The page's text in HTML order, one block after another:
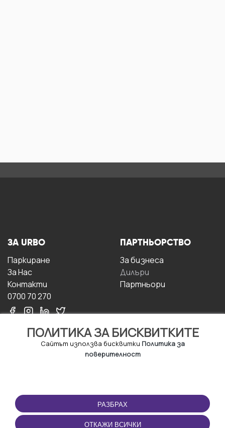
ПОЛИТИКА ЗА БИСКВИТКИТЕ
Сайтът използва бисквитки Политика за
поверителност
РАЗБРАХ
ОТКАЖИ ВСИЧКИ
ЗА URBO
Паркиране
За Hас
Контакти
0700 70 270
ПАРТНЬОРСТВО
За бизнесa
Дилъри
Партньори
ПОЛЗВАНЕ
Правила и условия за
ползване
ПРИЛОЖЕНИЕТО